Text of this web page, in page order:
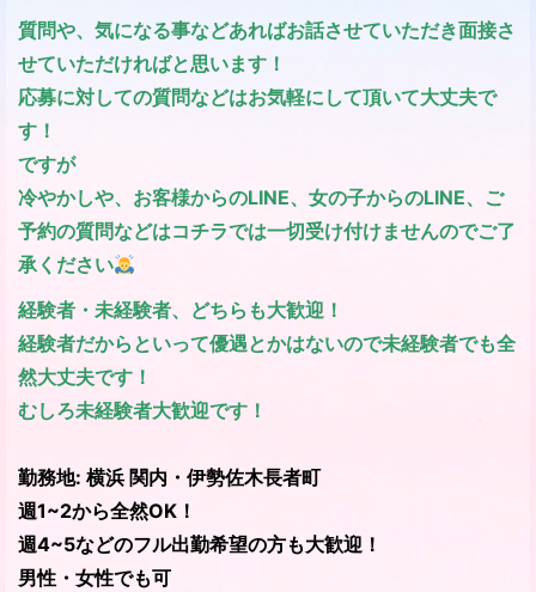
質問や、気になる事などあればお話させていただき面接さ
せていただければと思います！
応募に対しての質問などはお気軽にして頂いて大丈夫で
す！
ですが
冷やかしや、お客様からのLINE、女の子からのLINE、ご
予約の質問などはコチラでは一切受け付けませんのでご了
承ください
経験者・未経験者、どちらも大歓迎！
経験者だからといって優遇とかはないので未経験者でも全
然大丈夫です！
むしろ未経験者大歓迎です！
勤務地: 横浜 関内・伊勢佐木長者町
週1~2から全然OK！
週4~5などのフル出勤希望の方も大歓迎！
男性・女性でも可